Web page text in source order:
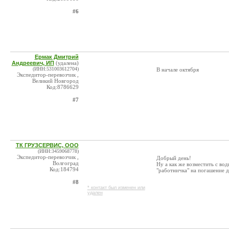
#6
Ермак Дмитрий
Андреевич, ИП (удалена)
(ИНН:531003612704)
Экспедитор-перевозчик ,
Великий Новгород
Код:8786629
#7
В начале октября
ТК ГРУЗСЕРВИС, ООО
(ИНН:3459068778)
Экспедитор-перевозчик ,
Волгоград
Код:184794
#8
* контакт был изменен или
удален
Добрый день!
Ну а как же возместить с
"работничка" на погашение